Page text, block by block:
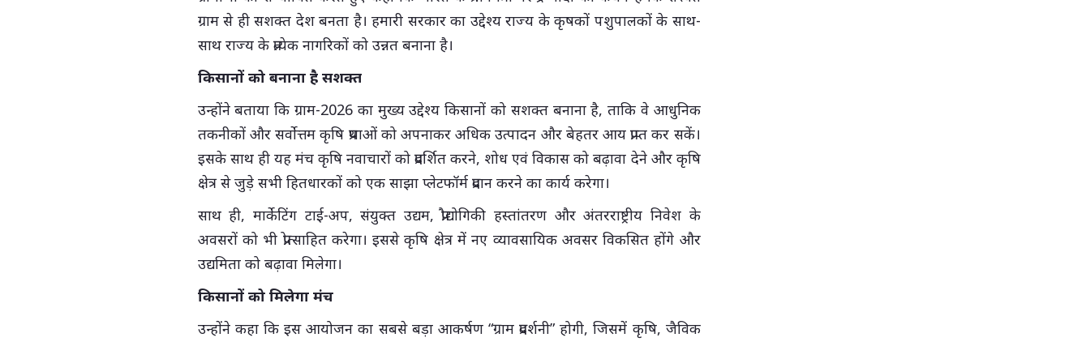
ग्राम से ही सशक्त देश बनता है। हमारी सरकार का उद्देश्य राज्य के कृषकों पशुपालकों के साथ-
साथ राज्य के प्रत्येक नागरिकों को उन्नत बनाना है।
किसानों को बनाना है सशक्त
उन्होंने बताया कि ग्राम-2026 का मुख्य उद्देश्य किसानों को सशक्त बनाना है, ताकि वे आधुनिक
तकनीकों और सर्वोत्तम कृषि प्रथाओं को अपनाकर अधिक उत्पादन और बेहतर आय प्राप्त कर सकें।
इसके साथ ही यह मंच कृषि नवाचारों को प्रदर्शित करने, शोध एवं विकास को बढ़ावा देने और कृषि
क्षेत्र से जुड़े सभी हितधारकों को एक साझा प्लेटफॉर्म प्रदान करने का कार्य करेगा।
साथ ही, मार्केटिंग टाई-अप, संयुक्त उद्यम, प्रौद्योगिकी हस्तांतरण और अंतरराष्ट्रीय निवेश के
अवसरों को भी प्रोत्साहित करेगा। इससे कृषि क्षेत्र में नए व्यावसायिक अवसर विकसित होंगे और
उद्यमिता को बढ़ावा मिलेगा।
किसानों को मिलेगा मंच
उन्होंने कहा कि इस आयोजन का सबसे बड़ा आकर्षण “ग्राम प्रदर्शनी” होगी, जिसमें कृषि, जैविक